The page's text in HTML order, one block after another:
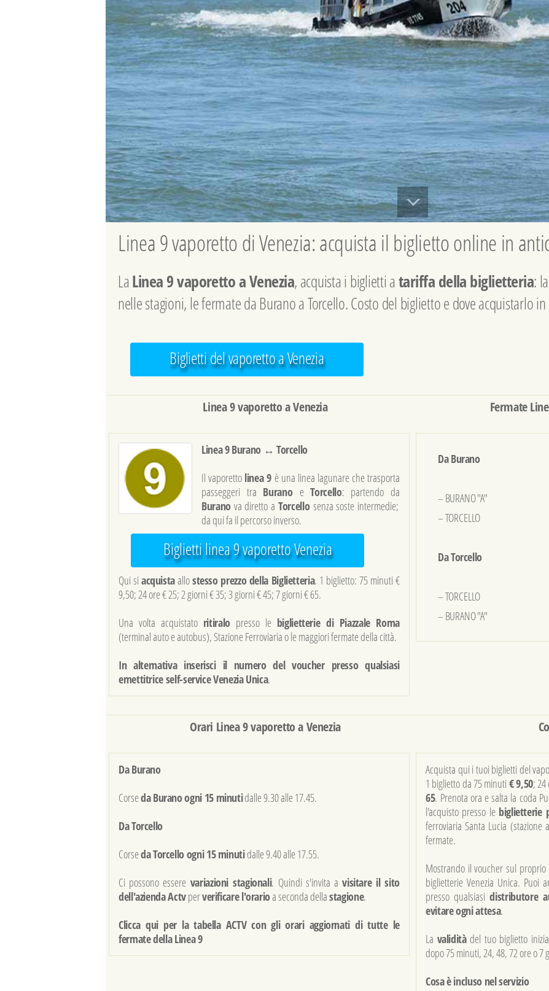
Linea 9 vaporetto di Venezia: acquista il biglietto online in
LaLinea 9 vaporetto a Venezia, acquista i biglietti atariffa della biglietteria:
nelle stagioni, le fermate da Burano a Torcello. Costo del biglietto e dove acquistarlo
Biglietti del vaporetto a Venezia
Linea 9 vaporetto a Venezia
Linea 9 Burano ↔ Torcello
Il vaporetto linea 9 è una linea lagunare che trasporta
passeggeri tra Burano eTorcello: partendo da
Buranova diretto aTorcello senza soste intermedie;
da qui fa il percorso inverso.
Biglietti linea 9 vaporetto Venezia
Qui si acquistaallostesso prezzo della Biglietteria. 1 biglietto: 75 minuti €
9,50; 24 ore € 25; 2 giorni € 35; 3 giorni € 45; 7 giorni € 65.
Una volta acquistato ritiralopresso le biglietterie di Piazzale Roma
(terminal auto e autobus), Stazione Ferroviaria o le maggiori fermate della città.
In alternativa inserisci il numero del voucher presso qualsiasi
emettitrice self-service Venezia Unica.
Fermate
Da Burano
– BURANO "A"
– TORCELLO
Da Torcello
– TORCELLO
– BURANO "A"
Orari Linea 9 vaporetto a Venezia
Da Burano
Corseda Burano ogni 15 minutidalle 9.30 alle 17.45.
Da Torcello
Corseda Torcello ogni 15 minutidalle 9.40 alle 17.55.
Ci possono essere variazioni stagionali. Quindi s'invita avisitare il sito
dell'azienda Actvperverificare l'orarioa seconda dellastagione.
Clicca qui per la tabella ACTV con gli orari aggiornati di tutte le
fermate della Linea 9
Acquista qui i tuoi biglietti del
1 biglietto da 75 minuti € 9,50; 24
65. Prenota ora e salta la coda
l'acquisto presso le biglietterie
ferroviaria Santa Lucia
fermate.
Mostrando il voucher sul
biglietterie Venezia Unica. Puoi
presso qualsiasidistributore
evitare ogni attesa.
La validitàdel tuo biglietto
dopo 75 minuti, 24, 48, 72 ore o
Cosa è incluso nel servizio